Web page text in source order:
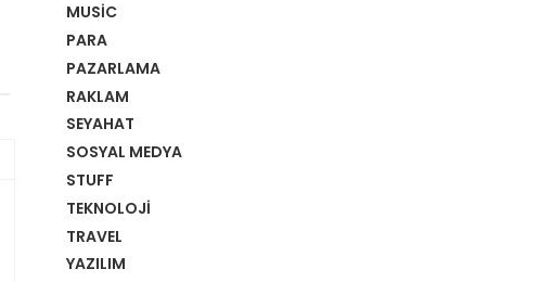
MUSIC
PARA
PAZARLAMA
RAKLAM
SEYAHAT
SOSYAL MEDYA
STUFF
TEKNOLOJI
TRAVEL
YAZILIM